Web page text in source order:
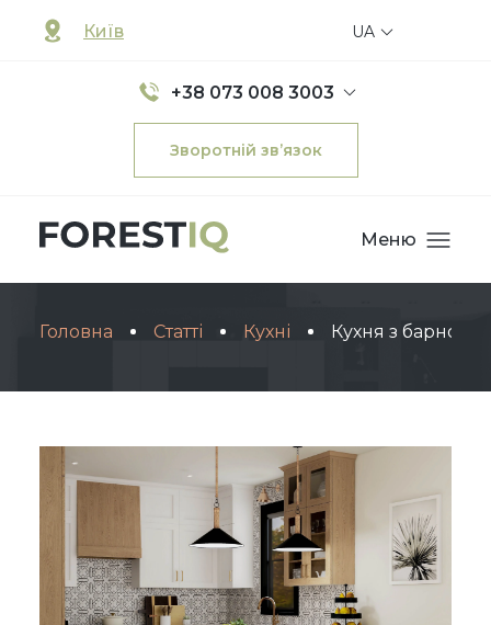
Київ
+38 073 008 3003
Зворотній зв’язок
UA
Меню
Головна Статті Кухні Кухня з барною